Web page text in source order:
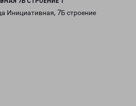
Инициативная, 7Б строение